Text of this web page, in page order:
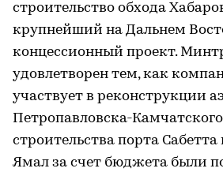
строительство обхода
крупнейший на Дальнем
концессионный проект.
удовлетворен тем, как
участвует в реконструкции
Петропавловска-
строительства порта Сабетта
Ямал за счет бюджета были